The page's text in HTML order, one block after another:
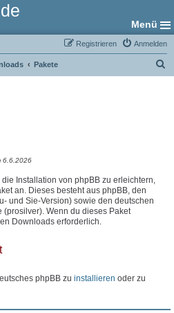
Menü
Anmelden
Registrieren
Pakete
6.6.2026
Installation von phpBB zu erleichtern,
an. Dieses besteht aus phpBB, den
und Sie-Version) sowie den deutschen
(prosilver). Wenn du dieses Paket
Downloads erforderlich.
phpBB zu installieren oder zu